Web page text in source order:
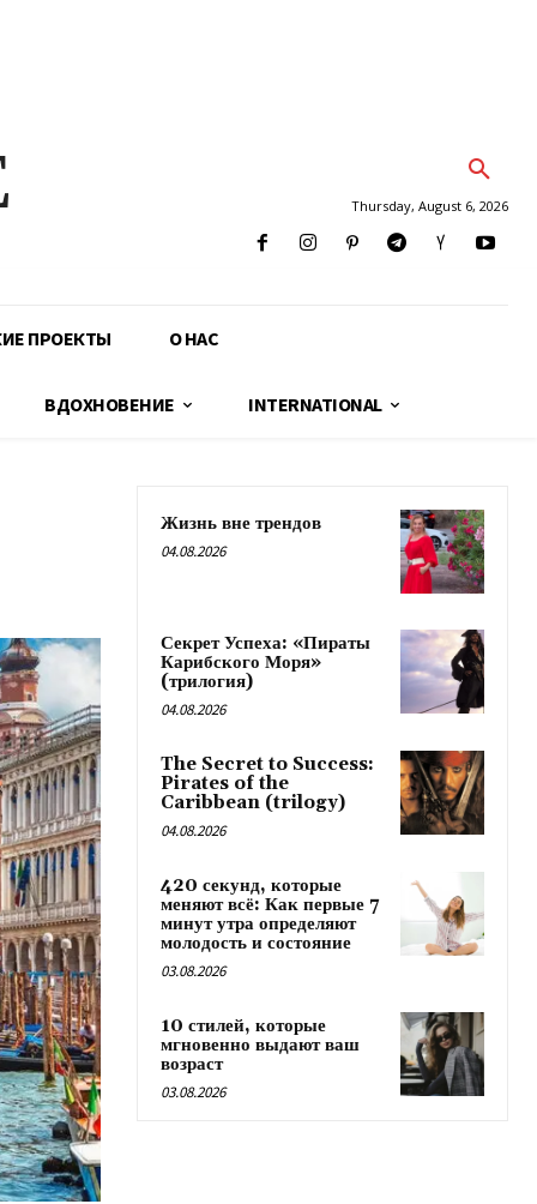
Thursday, August 6, 2026
ПРОЕКТЫ О НАС
ВДОХНОВЕНИЕ INTERNATIONAL
Жизнь вне трендов
04.08.2026
Секрет Успеха: «Пираты
Карибского Моря»
(трилогия)
04.08.2026
The Secret to Success:
Pirates of the
Caribbean (trilogy)
04.08.2026
420 секунд, которые
меняют всё: Как первые 7
минут утра определяют
молодость и состояние
03.08.2026
10 стилей, которые
мгновенно выдают ваш
возраст
03.08.2026